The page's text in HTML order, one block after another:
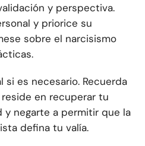
y perspectiva.
y priorice su
sobre el narcisismo
si es necesario. Recuerda
en recuperar tu
y negarte a permitir que la
defina tu valía.